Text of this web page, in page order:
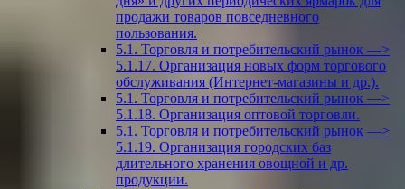
продажи товаров повседневного
пользования.
5.1. Торговля и потребительский рынок —>
5.1.17. Организация новых форм торгового
обслуживания (Интернет-магазины и др.).
5.1. Торговля и потребительский рынок —>
5.1.18. Организация оптовой торговли.
5.1. Торговля и потребительский рынок —>
5.1.19. Организация городских баз
длительного хранения овощной и др.
продукции.